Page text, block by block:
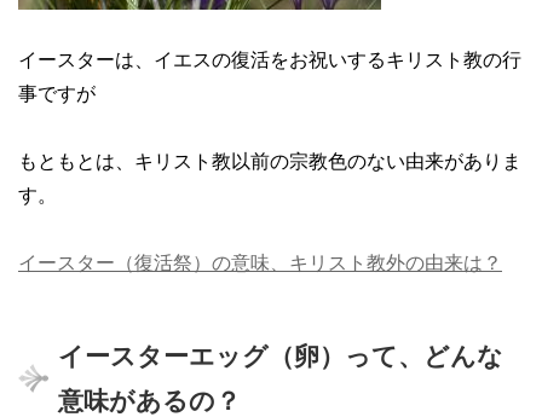
イースターは、イエスの復活をお祝いするキリスト教の行
事ですが
もともとは、キリスト教以前の宗教色のない由来がありま
す。
イースター（復活祭）の意味、キリスト教外の由来は？
イースターエッグ（卵）って、どんな
意味があるの？